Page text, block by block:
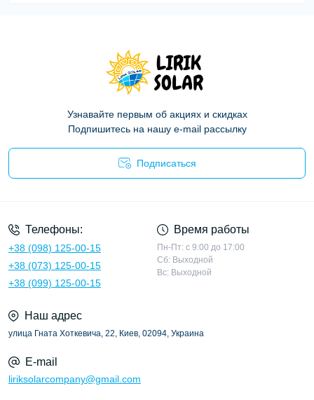
Узнавайте первым об акциях и скидках
Подпишитесь на нашу e-mail рассылку
Подписаться
Телефоны:
+38 (098) 125-00-15
+38 (073) 125-00-15
+38 (099) 125-00-15
Время работы
Пн-Пт: с 9:00 до 17:00
Сб: Выходной
Вс: Выходной
Наш адрес
улица Гната Хоткевича, 22, Киев, 02094, Украина
E-mail
liriksolarcompany@gmail.com